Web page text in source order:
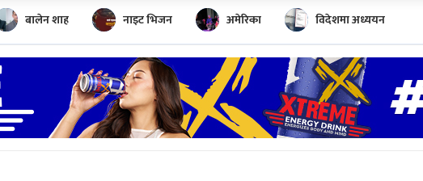
बालेन शाह नाइट भिजन अमेरिका विदेशमा अध्ययन